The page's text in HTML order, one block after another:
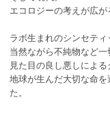
エコロジーの考えが広が
ラボ生まれのシンセテ
当然ながら不純物など一
見た目の良し悪しによる
地球が生んだ大切な命
た。